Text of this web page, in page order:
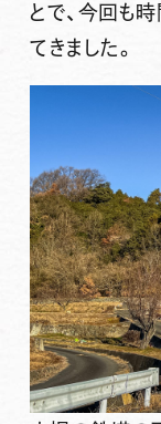
とで、今回も
てきました。